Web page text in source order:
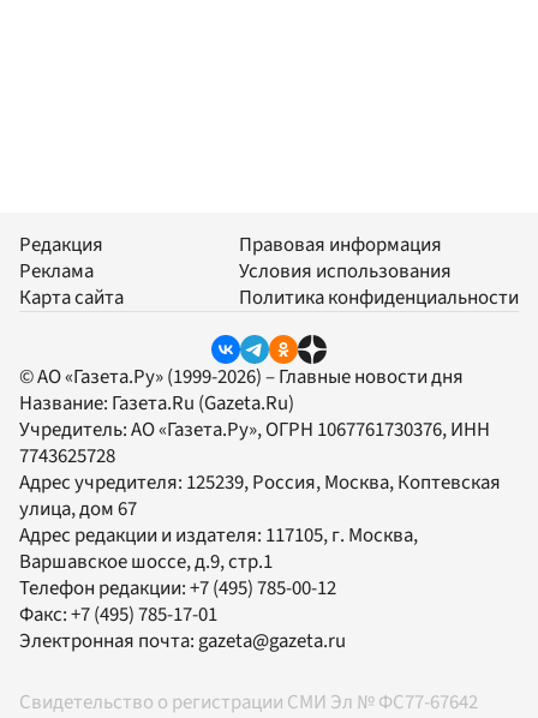
Редакция
Реклама
Карта сайта
Правовая информация
Условия использования
Политика конфиденциальности
© АО «Газета.Ру» (1999-2026) – Главные новости дня
Название: Газета.Ru (Gazeta.Ru)
Учредитель:АО «Газета.Ру», ОГРН 1067761730376, ИНН
7743625728
Адрес учредителя: 125239, Россия, Москва, Коптевская
улица, дом 67
Адрес редакции и издателя: 117105, г. Москва,
Варшавское шоссе, д.9, стр.1
Телефон редакции:+7 (495) 785-00-12
Факс:+7 (495) 785-17-01
Электронная почта:gazeta@gazeta.ru
Свидетельство о регистрации СМИ Эл № ФС77-67642